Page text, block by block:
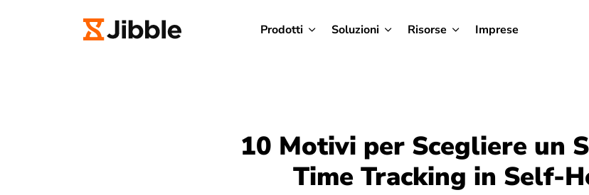
Prodotti Soluzioni Risorse Imprese
10 Motivi per Scegliere un
Time Tracking in Self-